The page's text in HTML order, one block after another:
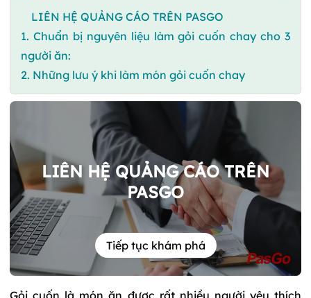
LIÊN HỆ QUẢNG CÁO TRÊN PASGO
1. Chuẩn bị nguyên liệu làm gỏi cuốn chay cho 3
người ăn:
2. Những lưu ý khi làm món gỏi cuốn chay
LIÊN HỆ QUẢNG CÁO TRÊN
PASGO
Tiếp tục khám phá
Gỏi cuốn là món ăn được rất nhiều người yêu thích